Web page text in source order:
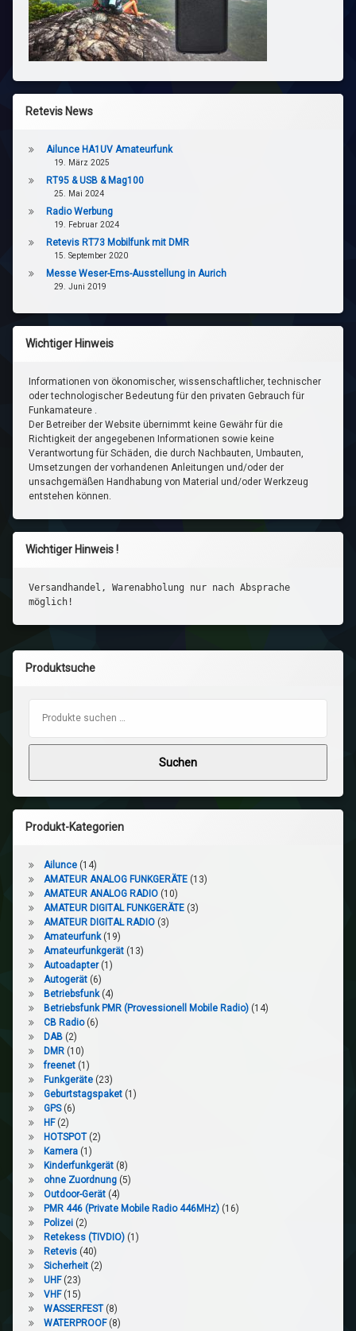
Retevis News
Ailunce HA1UV Amateurfunk
19. März 2025
RT95 & USB & Mag100
25. Mai 2024
Radio Werbung
19. Februar 2024
Retevis RT73 Mobilfunk mit DMR
15. September 2020
Messe Weser-Ems-Ausstellung in Aurich
29. Juni 2019
Wichtiger Hinweis
Informationen von ökonomischer, wissenschaftlicher, technischer
oder technologischer Bedeutung für den privaten Gebrauch für
Funkamateure .
Der Betreiber der Website übernimmt keine Gewähr für die
Richtigkeit der angegebenen Informationen sowie keine
Verantwortung für Schäden, die durch Nachbauten, Umbauten,
Umsetzungen der vorhandenen Anleitungen und/oder der
unsachgemäßen Handhabung von Material und/oder Werkzeug
entstehen können.
Wichtiger Hinweis !
Versandhandel, Warenabholung nur nach Absprache
möglich!
Produktsuche
Suchen
Produkt-Kategorien
Ailunce (14)
AMATEUR ANALOG FUNKGERÄTE (13)
AMATEUR ANALOG RADIO (10)
AMATEUR DIGITAL FUNKGERÄTE (3)
AMATEUR DIGITAL RADIO (3)
Amateurfunk (19)
Amateurfunkgerät (13)
Autoadapter (1)
Autogerät (6)
Betriebsfunk (4)
Betriebsfunk PMR (Provessionell Mobile Radio) (14)
CB Radio (6)
DAB (2)
DMR (10)
freenet (1)
Funkgeräte (23)
Geburtstagspaket (1)
GPS (6)
HF (2)
HOTSPOT (2)
Kamera (1)
Kinderfunkgerät (8)
ohne Zuordnung (5)
Outdoor-Gerät (4)
PMR 446 (Private Mobile Radio 446MHz) (16)
Polizei (2)
Retekess (TIVDIO) (1)
Retevis (40)
Sicherheit (2)
UHF (23)
VHF (15)
WASSERFEST (8)
WATERPROOF (8)